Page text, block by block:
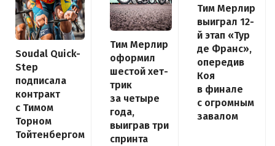
Soudal Quick-
Step
подписала
контракт
с Тимом
Торном
Тойтенбергом
Тим Мерлир
оформил
шестой хет-
трик
за четыре
года,
выиграв три
спринта
Тим Мерлир
выиграл 12-
й этап «Тур
де Франс»,
опередив
Коя
в финале
с огромным
завалом